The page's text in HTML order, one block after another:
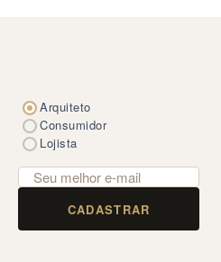
Arquiteto
Consumidor
Lojista
CADASTRAR